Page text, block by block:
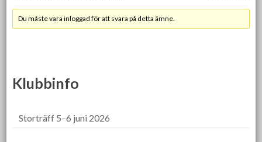
Du måste vara inloggad för att svara på detta ämne.
Klubbinfo
Storträff 5–6 juni 2026